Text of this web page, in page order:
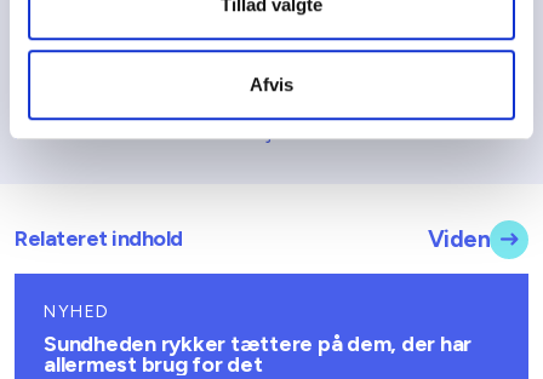
Tillad valgte
Afvis
befolkningsregisteret (BEF) samt adresseliste for almene
boligafdelinger tilhørende Social-, Bolig- og
Ældreministeriet primo 2022 således, at individer med en
Relateret indhold Viden
NYHED
Sundheden rykker tættere på dem, der har
allermest brug for det